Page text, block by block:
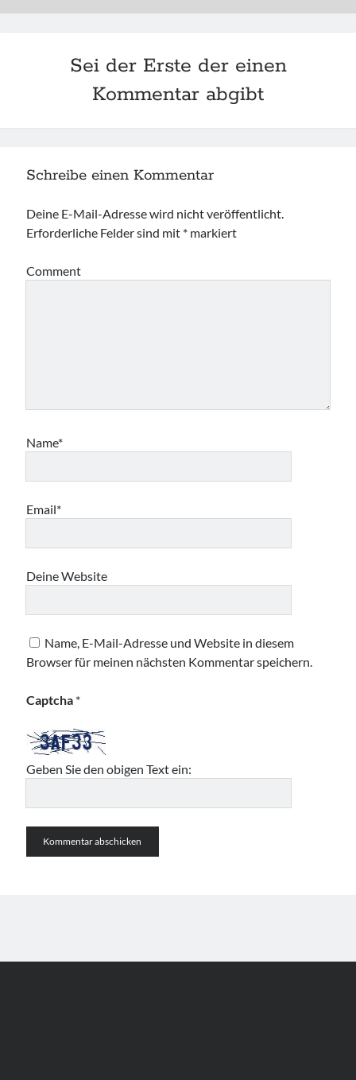
Sei der Erste der einen
Kommentar abgibt
Schreibe einen Kommentar
Deine E-Mail-Adresse wird nicht veröffentlicht.
Erforderliche Felder sind mit * markiert
Comment
Name*
Email*
Deine Website
Name, E-Mail-Adresse und Website in diesem
Browser für meinen nächsten Kommentar speichern.
Captcha *
Geben Sie den obigen Text ein: